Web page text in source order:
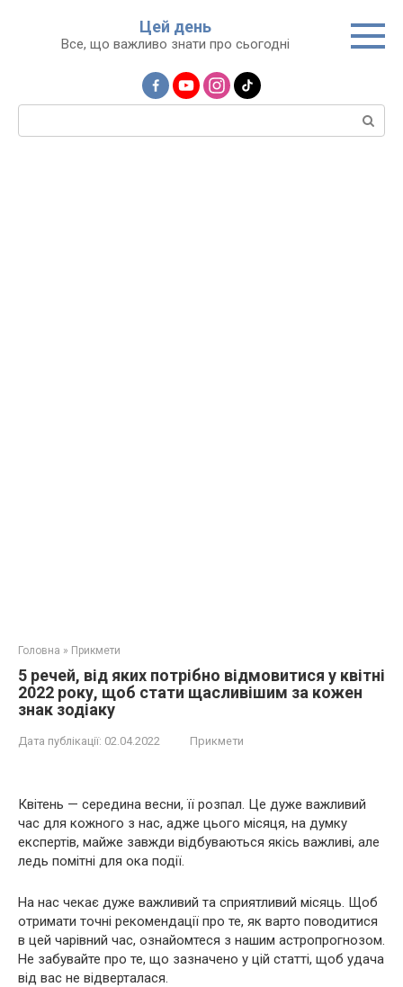
Цей день
Все, що важливо знати про сьогодні
Пошук:
Головна » Прикмети
5 речей, від яких потрібно відмовитися у квітні
2022 року, щоб стати щасливішим за кожен
знак зодіаку
Дата публікації: 02.04.2022 Прикмети
Квітень — середина весни, її розпал. Це дуже важливий
час для кожного з нас, адже цього місяця, на думку
експертів, майже завжди відбуваються якісь важливі, але
ледь помітні для ока події.
На нас чекає дуже важливий та сприятливий місяць. Щоб
отримати точні рекомендації про те, як варто поводитися
в цей чарівний час, ознайомтеся з нашим астропрогнозом.
Не забувайте про те, що зазначено у цій статті, щоб удача
від вас не відверталася.